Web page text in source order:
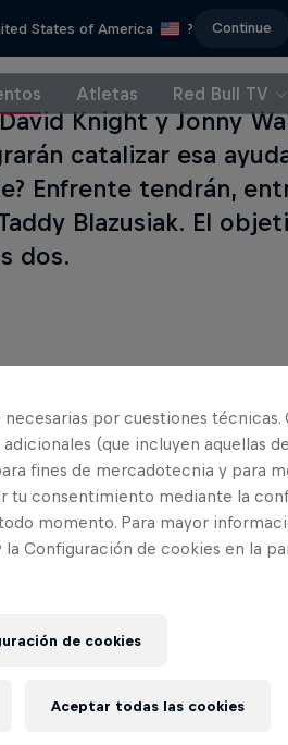
States of America ? Continue
Atletas Red Bull TV
Knight y Jonny
catalizar esa
Enfrente tendrán,
Blazusiak. El
dos.
Lee a
por cuestiones técnicas.
(que incluyen aquellas de
fines de mercadotecnia y para
tu consentimiento mediante la
momento. Para mayor
la Configuración de cookies en la
de cookies
Aceptar todas las cookies